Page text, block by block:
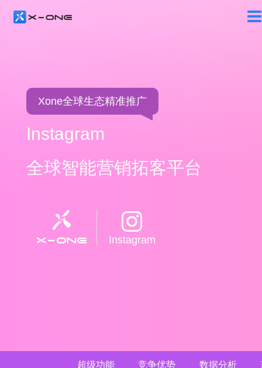
Xone全球生态精准推广
Instagram
全球智能营销拓客平台
Instagram
超级功能 竞争优势 数据分析